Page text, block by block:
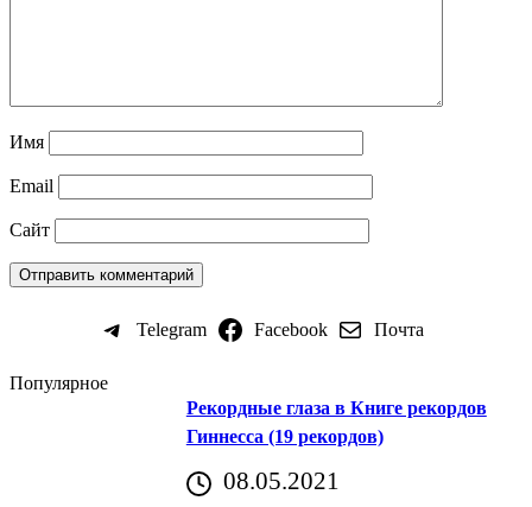
Имя
Email
Сайт
Telegram Facebook Почта
Популярное
Рекордные глаза в Книге рекордов
Гиннесса (19 рекордов)
08.05.2021